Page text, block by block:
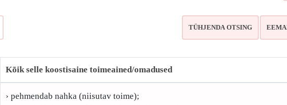
Kõik selle koostisaine toimeained/omadused
› pehmendab nahka (niisutav toime);